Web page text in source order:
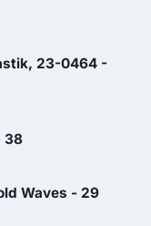
23-0464 -
38
Waves - 29